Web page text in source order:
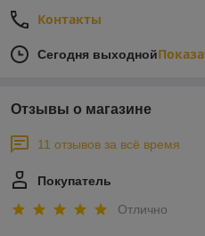
Контакты
Сегодня выходной
Отзывы о магазине
11 отзывов за всё время
Покупатель
Отлично